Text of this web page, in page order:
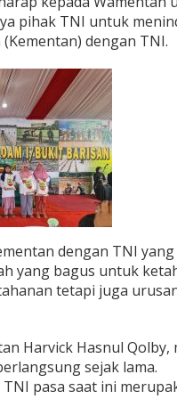
pihak TNI untuk
dengan TNI.
dengan TNI
yang bagus untuk
tetapi juga
Harvick Hasnul
sejak lama.
pasa saat ini